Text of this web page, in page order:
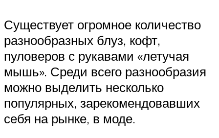
Существует огромное количество
разнообразных блуз, кофт,
пуловеров с рукавами «летучая
мышь». Среди всего разнообразия
можно выделить несколько
популярных, зарекомендовавших
себя на рынке, в моде.